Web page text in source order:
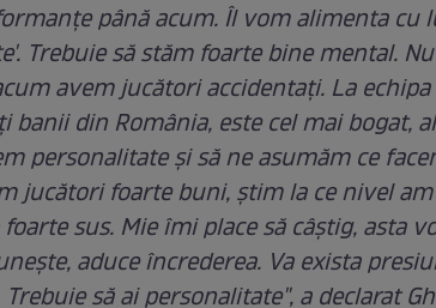
până acum. Îl vom alimenta cu
Trebuie să stăm foarte bine mental.
avem jucători accidentaţi. La
din România, este cel mai bogat,
personalitate şi să ne asumăm ce
jucători foarte buni, ştim la ce nivel
sus. Mie îmi place să câştig, asta
aduce încrederea. Va exista
să ai personalitate", a declarat